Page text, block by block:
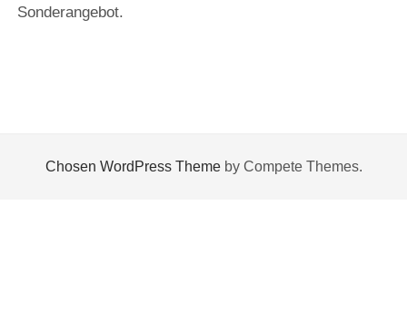
Sonderangebot.
Chosen WordPress Themeby Compete Themes.